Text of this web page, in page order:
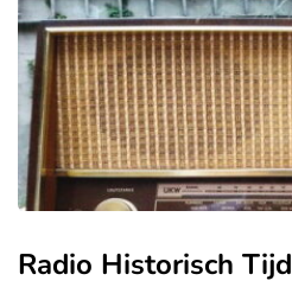
Radio Historisch